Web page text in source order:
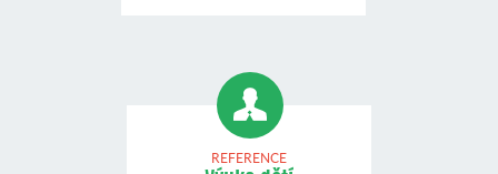
REFERENCE